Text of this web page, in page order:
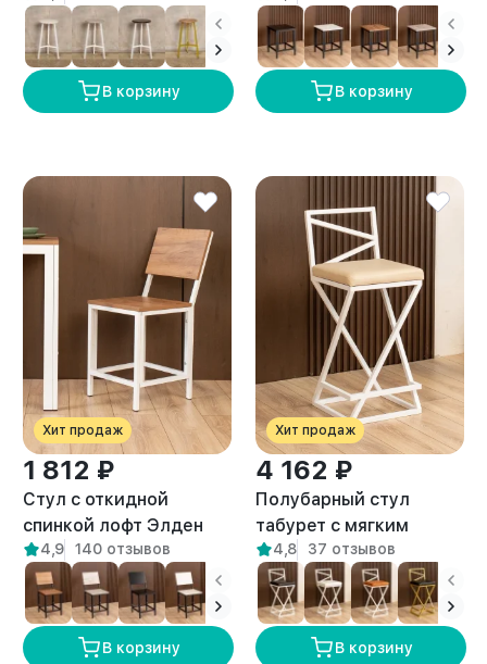
В корзину В корзину
Хит продаж
1 812 ₽
Стул с откидной
спинкой лофт Элден
белый/амаретто
4,9 140 отзывов
В корзину
Хит продаж
4 162 ₽
Полубарный стул
табурет с мягким
сиденьем Тахо белый/
бежевый
4,8 37 отзывов
В корзину